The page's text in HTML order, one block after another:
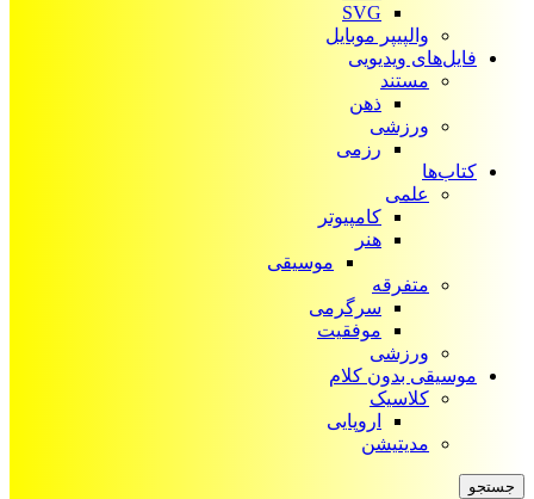
SVG
والپیپر موبایل
فایل‌های ویدیویی
مستند
ذهن
ورزشی
رزمی
کتاب‌ها
علمی
کامپیوتر
هنر
موسیقی
متفرقه
سرگرمی
موفقیت
ورزشی
موسیقی بدون کلام
کلاسیک
اروپایی
مدیتیشن
جستجو